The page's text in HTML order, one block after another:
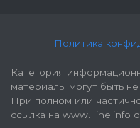
Политика
Категория
материалы могут быть
При полном или
ссылка на www.1line.info